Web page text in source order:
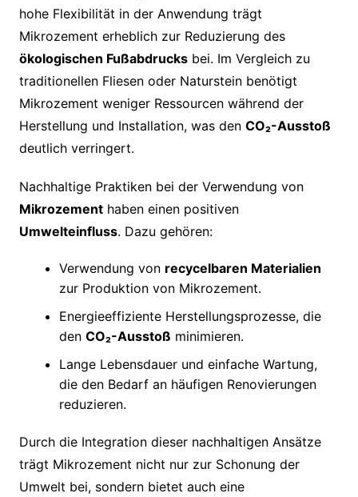
hohe Flexibilität in der Anwendung trägt
Mikrozement erheblich zur Reduzierung des
ökologischen Fußabdrucksbei. Im Vergleich zu
traditionellen Fliesen oder Naturstein benötigt
Mikrozement weniger Ressourcen während der
Herstellung und Installation, was den CO₂-Ausstoß
deutlich verringert.
Nachhaltige Praktiken bei der Verwendung von
Mikrozementhaben einen positiven
Umwelteinfluss. Dazu gehören:
Verwendung von recycelbaren Materialien
zur Produktion von Mikrozement.
Energieeffiziente Herstellungsprozesse, die
den CO₂-Ausstoß minimieren.
Lange Lebensdauer und einfache Wartung,
die den Bedarf an häufigen Renovierungen
reduzieren.
Durch die Integration dieser nachhaltigen Ansätze
trägt Mikrozement nicht nur zur Schonung der
Umwelt bei, sondern bietet auch eine